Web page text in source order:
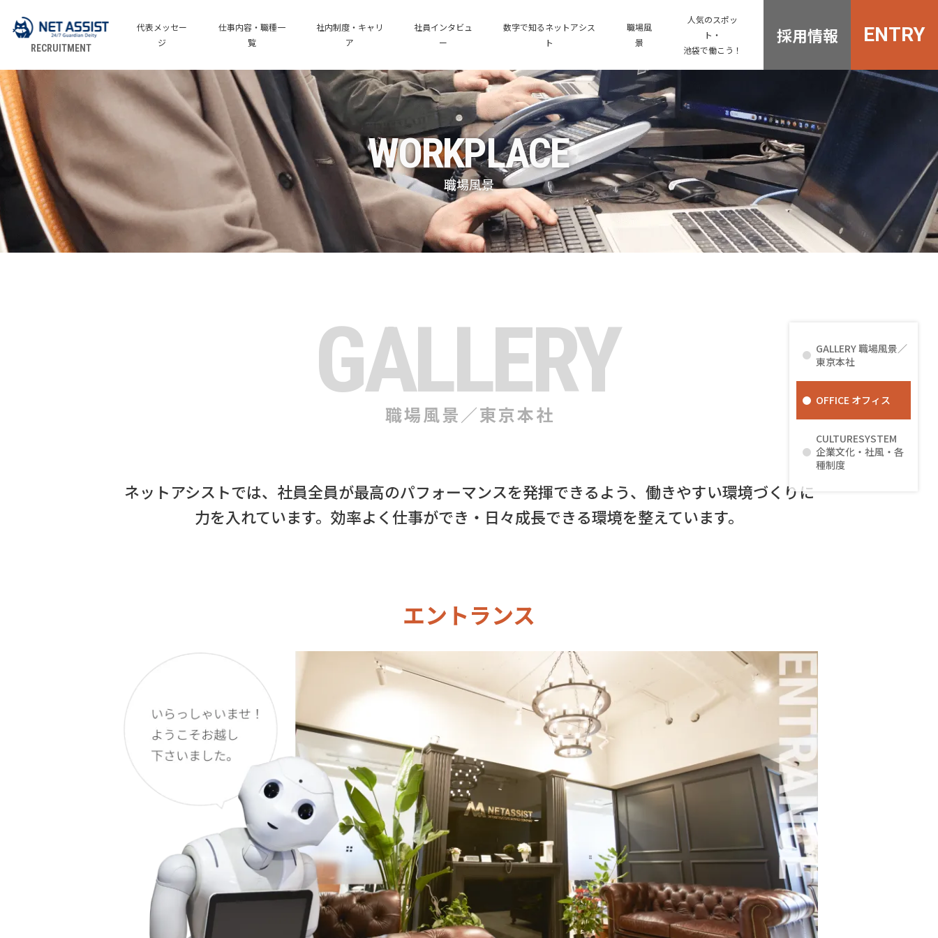
RECRUITMENT
代表メッセー
ジ
仕事内容・職種一
覧
社内制度・キャリ
ア
社員インタビュ
ー
数字で知るネットアシス
ト
職場風
景
人気のスポッ
ト・
池袋で働こう！
採用情報 ENTRY
WORKPLACE
職場風景
GALLERY
職場風景／東京本社
ネットアシストでは、社員全員が最高のパフォーマンスを発揮できるよう、働きやすい環境づくりに
力を入れています。効率よく仕事ができ・日々成長できる環境を整えています。
エントランス
GALLERY 職場風景／
東京本社
OFFICE オフィス
CULTURESYSTEM
企業文化・社風・各
種制度